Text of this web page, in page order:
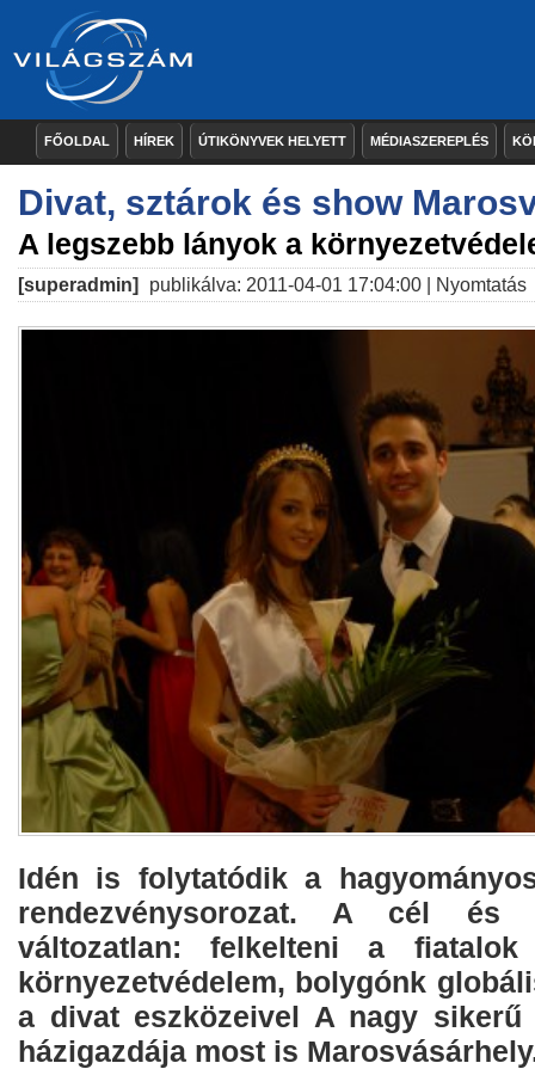
FŐOLDAL HÍREK ÚTIKÖNYVEK HELYETT MÉDIASZEREPLÉS
Divat, sztárok és show
A legszebb lányok a
[superadmin] publikálva: 2011-04-01 17:04:00 | Nyomtatás
Idén is folytatódik a
rendezvénysorozat. A cél és
változatlan: felkelteni a fiatalok
környezetvédelem, bolygónk
a divat eszközeivel A nagy sikerű
házigazdája most is